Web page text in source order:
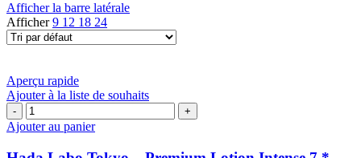
Afficher la barre latérale
Afficher9 12 18 24
Aperçu rapide
Ajouter à la liste de souhaits
quantité
de
Labo
Ajouter au panier